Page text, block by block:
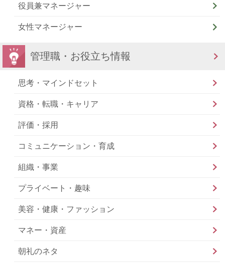
役員兼マネージャー
女性マネージャー
管理職・お役立ち情報
思考・マインドセット
資格・転職・キャリア
評価・採用
コミュニケーション・育成
組織・事業
プライベート・趣味
美容・健康・ファッション
マネー・資産
朝礼のネタ